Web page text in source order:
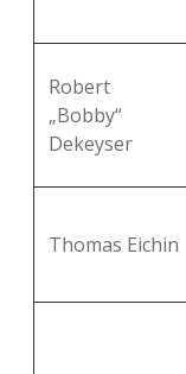
Robert
„Bobby“
Dekeyser
Thomas Eichin